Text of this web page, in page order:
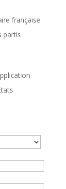
française
partis